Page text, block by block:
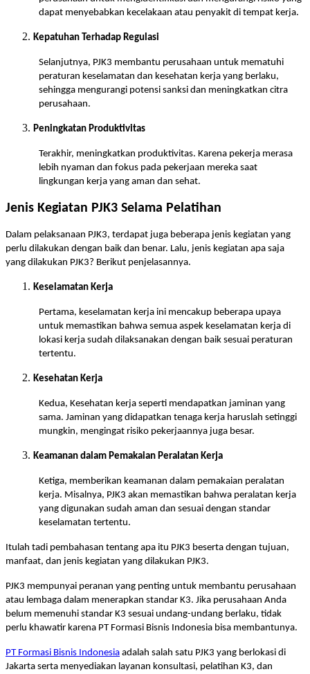
dapat menyebabkan kecelakaan atau penyakit di tempat kerja.
Kepatuhan Terhadap Regulasi
Selanjutnya, PJK3 membantu perusahaan untuk mematuhi
peraturan keselamatan dan kesehatan kerja yang berlaku,
sehingga mengurangi potensi sanksi dan meningkatkan citra
perusahaan.
Peningkatan Produktivitas
Terakhir, meningkatkan produktivitas. Karena pekerja merasa
lebih nyaman dan fokus pada pekerjaan mereka saat
lingkungan kerja yang aman dan sehat.
Jenis Kegiatan PJK3 Selama Pelatihan
Dalam pelaksanaan PJK3, terdapat juga beberapa jenis kegiatan yang
perlu dilakukan dengan baik dan benar. Lalu, jenis kegiatan apa saja
yang dilakukan PJK3? Berikut penjelasannya.
Keselamatan Kerja
Pertama, keselamatan kerja ini mencakup beberapa upaya
untuk memastikan bahwa semua aspek keselamatan kerja di
lokasi kerja sudah dilaksanakan dengan baik sesuai peraturan
tertentu.
Kesehatan Kerja
Kedua, Kesehatan kerja seperti mendapatkan jaminan yang
sama. Jaminan yang didapatkan tenaga kerja haruslah setinggi
mungkin, mengingat risiko pekerjaannya juga besar.
Keamanan dalam Pemakaian Peralatan Kerja
Ketiga, memberikan keamanan dalam pemakaian peralatan
kerja. Misalnya, PJK3 akan memastikan bahwa peralatan kerja
yang digunakan sudah aman dan sesuai dengan standar
keselamatan tertentu.
Itulah tadi pembahasan tentang apa itu PJK3 beserta dengan tujuan,
manfaat, dan jenis kegiatan yang dilakukan PJK3.
PJK3 mempunyai peranan yang penting untuk membantu perusahaan
atau lembaga dalam menerapkan standar K3. Jika perusahaan Anda
belum memenuhi standar K3 sesuai undang-undang berlaku, tidak
perlu khawatir karena PT Formasi Bisnis Indonesia bisa membantunya.
PT Formasi Bisnis Indonesia adalah salah satu PJK3 yang berlokasi di
Jakarta serta menyediakan layanan konsultasi, pelatihan K3, dan